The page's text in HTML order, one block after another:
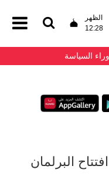
الظهر
12:28
السياسة
البرلمان